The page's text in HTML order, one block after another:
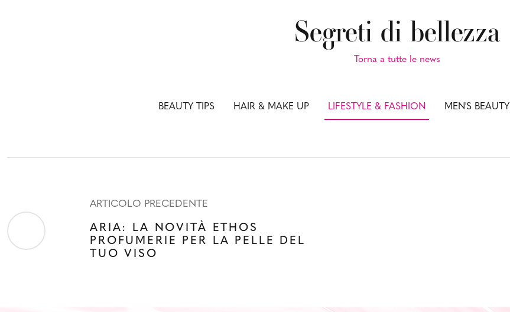
Segreti di bellezza
Torna a tutte le news
BEAUTY TIPS HAIR & MAKE UP LIFESTYLE & FASHION MEN'S BEAUTY
ARTICOLO PRECEDENTE
ARIA: LA NOVITÀ ETHOS
PROFUMERIE PER LA PELLE DEL
TUO VISO